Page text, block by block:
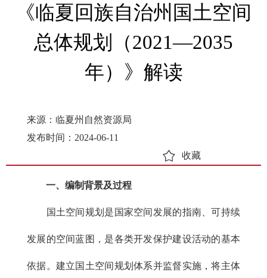
《临夏回族自治州国土空间
总体规划（2021—2035
年）》解读
来源：临夏州自然资源局
发布时间：2024-06-11
收藏
一、编制背景及过程
国土空间规划是国家空间发展的指南、可持续
发展的空间蓝图，是各类开发保护建设活动的基本
依据。建立国土空间规划体系并监督实施，将主体